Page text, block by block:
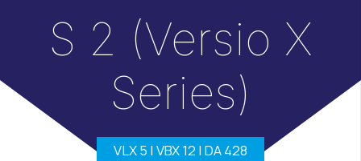
S 2 (Versio X
Series)
VLX 5 | VBX 12 | DA 428